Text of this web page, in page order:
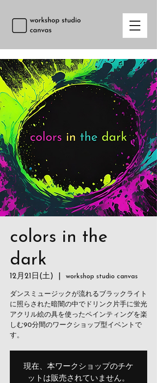
colors in the
dark
12月21日(土) workshop studio canvas
ダンスミュージックが流れるブラックライト
に照らされた暗闇の中でドリンク片手に蛍光
アクリル絵の具を使ったペインティングを楽
しむ90分間のワークショップ型イベントで
す。
現在、本ワークショップのチケ
ットは販売されていません。